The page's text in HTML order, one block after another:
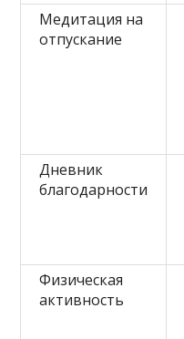
Медитация на
отпускание
Дневник
благодарности
Физическая
активность